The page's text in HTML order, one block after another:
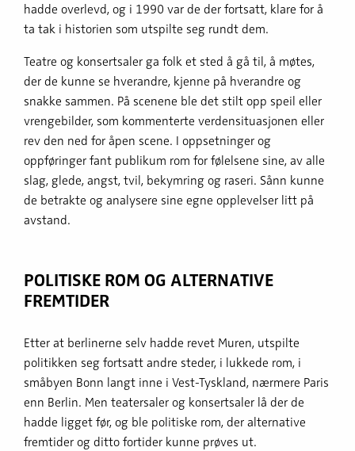
hadde overlevd, og i 1990 var de der fortsatt, klare for å
ta tak i historien som utspilte seg rundt dem.
Teatre og konsertsaler ga folk et sted å gå til, å møtes,
der de kunne se hverandre, kjenne på hverandre og
snakke sammen. På scenene ble det stilt opp speil eller
vrengebilder, som kommenterte verdensituasjonen eller
rev den ned for åpen scene. I oppsetninger og
oppføringer fant publikum rom for følelsene sine, av alle
slag, glede, angst, tvil, bekymring og raseri. Sånn kunne
de betrakte og analysere sine egne opplevelser litt på
avstand.
POLITISKE ROM OG ALTERNATIVE
FREMTIDER
Etter at berlinerne selv hadde revet Muren, utspilte
politikken seg fortsatt andre steder, i lukkede rom, i
småbyen Bonn langt inne i Vest-Tyskland, nærmere Paris
enn Berlin. Men teatersaler og konsertsaler lå der de
hadde ligget før, og ble politiske rom, der alternative
fremtider og ditto fortider kunne prøves ut.